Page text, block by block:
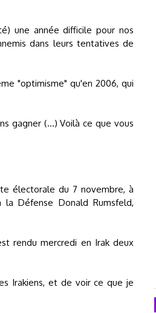
une année difficile pour nos
dans leurs tentatives de
"optimisme" qu'en 2006, qui
gagner (...) Voilà ce que vous
électorale du 7 novembre, à
Défense Donald Rumsfeld,
rendu mercredi en Irak deux
Irakiens, et de voir ce que je